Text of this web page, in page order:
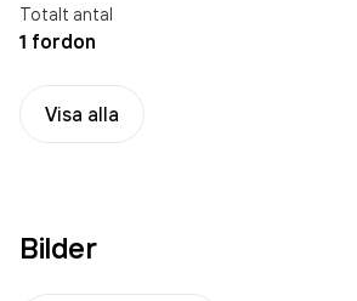
Totalt antal
1 fordon
Visa alla
Bilder